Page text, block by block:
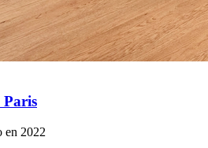
Paris
en 2022